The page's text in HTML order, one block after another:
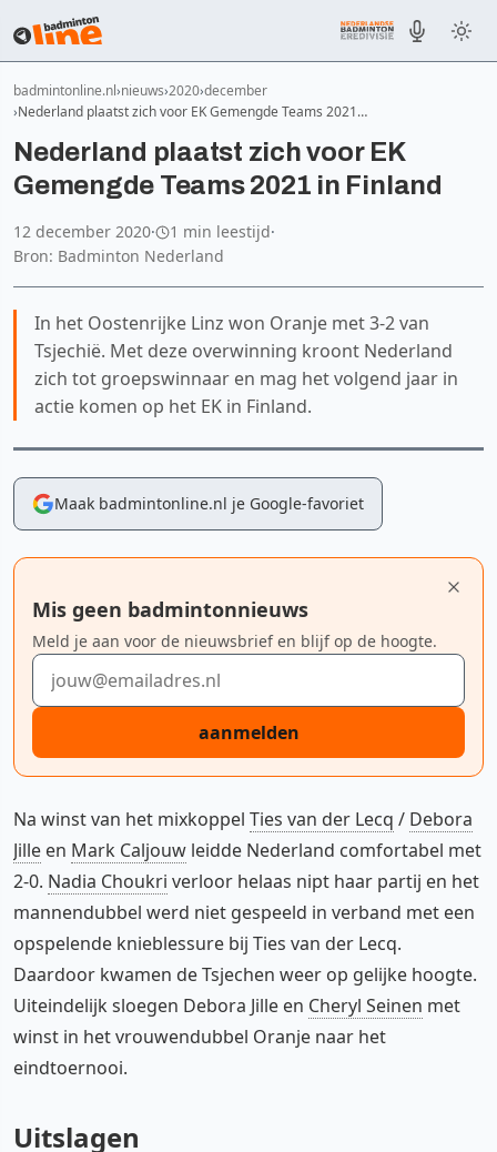
badmintonline.nl nieuws 2020 december
Nederland plaatst zich voor EK Gemengde Teams 2021…
Nederland plaatst zich voor EK
Gemengde Teams 2021 in Finland
12 december 2020· 1 min leestijd·
Bron: Badminton Nederland
In het Oostenrijke Linz won Oranje met 3-2 van
Tsjechië. Met deze overwinning kroont Nederland
zich tot groepswinnaar en mag het volgend jaar in
actie komen op het EK in Finland.
Maak badmintonline.nl je Google-favoriet
Mis geen badmintonnieuws
Meld je aan voor de nieuwsbrief en blijf op de hoogte.
E-mailadres
aanmelden
Na winst van het mixkoppel Ties van der Lecq / Debora
Jille en Mark Caljouw leidde Nederland comfortabel met
2-0. Nadia Choukri verloor helaas nipt haar partij en het
mannendubbel werd niet gespeeld in verband met een
opspelende knieblessure bij Ties van der Lecq.
Daardoor kwamen de Tsjechen weer op gelijke hoogte.
Uiteindelijk sloegen Debora Jille en Cheryl Seinen met
winst in het vrouwendubbel Oranje naar het
eindtoernooi.
Uitslagen